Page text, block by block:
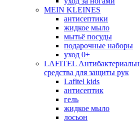
MEIN KLEINES
антисептики
жидкое мыло
мытьё посуды
подарочные наборы
уход 0+
LAFITEL
средства для защиты рук
Lafitel kids
антисептик
гель
жидкое мыло
лосьон